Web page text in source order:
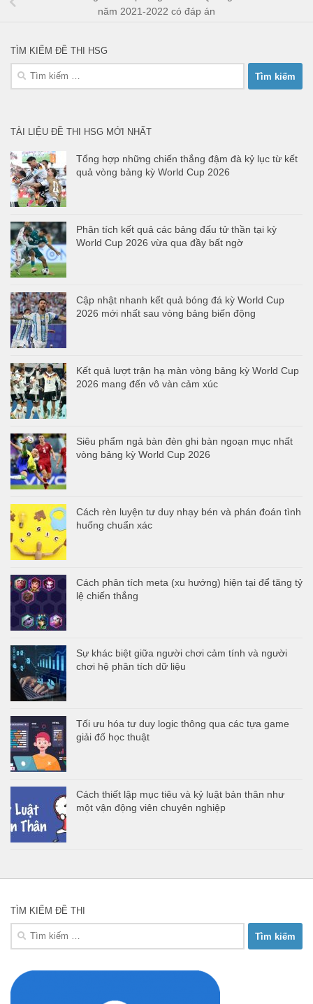
năm 2021-2022 có đáp án
TÌM KIẾM ĐỀ THI HSG
Tìm
kiếm
TÀI LIỆU ĐỀ THI HSG MỚI NHẤT
Tổng hợp những chiến thắng đậm đà kỷ lục từ kết
quả vòng bảng kỳ World Cup 2026
Phân tích kết quả các bảng đấu tử thần tại kỳ
World Cup 2026 vừa qua đầy bất ngờ
Cập nhật nhanh kết quả bóng đá kỳ World Cup
2026 mới nhất sau vòng bảng biến động
Kết quả lượt trận hạ màn vòng bảng kỳ World Cup
2026 mang đến vô vàn cảm xúc
Siêu phẩm ngả bàn đèn ghi bàn ngoạn mục nhất
vòng bảng kỳ World Cup 2026
Cách rèn luyện tư duy nhạy bén và phán đoán tình
huống chuẩn xác
Cách phân tích meta (xu hướng) hiện tại để tăng tỷ
lệ chiến thắng
Sự khác biệt giữa người chơi cảm tính và người
chơi hệ phân tích dữ liệu
Tối ưu hóa tư duy logic thông qua các tựa game
giải đố học thuật
Cách thiết lập mục tiêu và kỷ luật bản thân như
một vận động viên chuyên nghiệp
TÌM KIẾM ĐỀ THI
Tìm
kiếm